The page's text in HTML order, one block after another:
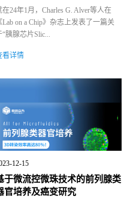
培养...
在24年1月，Charles G. Alver等人在
Lab on a Chip》杂志上发表了一篇关
“胰腺芯片Slic...
看详情
12-15
于微流控微珠技术的前列腺类
官培养及癌变研究